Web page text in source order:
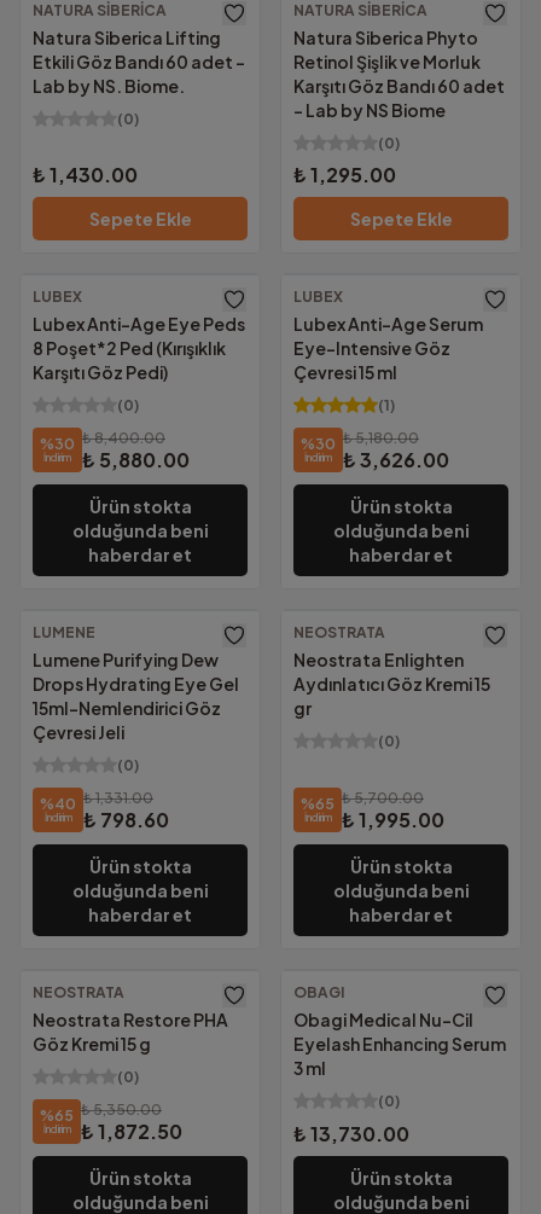
Ücretsiz Kargo
NATURA SIBERICA
Natura Siberica Lifting
Etkili Göz Bandı 60 adet -
Lab by NS. Biome.
(0)
₺ 1,430.00
Sepete Ekle
Ücretsiz Kargo
NATURA SIBERICA
Natura Siberica Phyto
Retinol Şişlik ve Morluk
Karşıtı Göz Bandı 60 adet
- Lab by NS Biome
(0)
₺ 1,295.00
Sepete Ekle
Ücretsiz Kargo
LUBEX
Lubex Anti-Age Eye Peds
8 Poşet*2 Ped (Kırışıklık
Karşıtı Göz Pedi)
(0)
%30
İndirim
₺ 8,400.00
₺ 5,880.00
Ürün stokta
olduğunda beni
haberdar et
Ücretsiz Kargo
LUBEX
Lubex Anti-Age Serum
Eye-Intensive Göz
Çevresi 15 ml
(1)
%30
İndirim
₺ 5,180.00
₺ 3,626.00
Ürün stokta
olduğunda beni
haberdar et
Ücretsiz Kargo
LUMENE
Lumene Purifying Dew
Drops Hydrating Eye Gel
15ml-Nemlendirici Göz
Çevresi Jeli
(0)
%40
İndirim
₺ 1,331.00
₺ 798.60
Ürün stokta
olduğunda beni
haberdar et
Ücretsiz Kargo
NEOSTRATA
Neostrata Enlighten
Aydınlatıcı Göz Kremi 15
gr
(0)
%65
İndirim
₺ 5,700.00
₺ 1,995.00
Ürün stokta
olduğunda beni
haberdar et
Ücretsiz Kargo
NEOSTRATA
Neostrata Restore PHA
Göz Kremi 15 g
(0)
%65
İndirim
₺ 5,350.00
₺ 1,872.50
Ürün stokta
olduğunda beni
Ücretsiz Kargo
OBAGI
Obagi Medical Nu-Cil
Eyelash Enhancing Serum
3 ml
(0)
₺ 13,730.00
Ürün stokta
olduğunda beni